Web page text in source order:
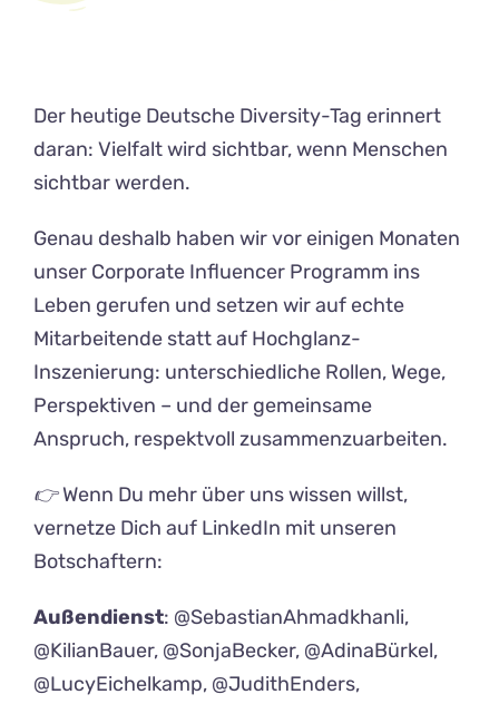
Der heutige Deutsche Diversity-Tag erinnert
daran: Vielfalt wird sichtbar, wenn Menschen
sichtbar werden.
Genau deshalb haben wir vor einigen Monaten
unser Corporate Influencer Programm ins
Leben gerufen und setzen wir auf echte
Mitarbeitende statt auf Hochglanz-
Inszenierung: unterschiedliche Rollen, Wege,
Perspektiven – und der gemeinsame
Anspruch, respektvoll zusammenzuarbeiten.
👉Wenn Du mehr über uns wissen willst,
vernetze Dich auf LinkedIn mit unseren
Botschaftern:
Außendienst: @SebastianAhmadkhanli,
@KilianBauer, @SonjaBecker, @AdinaBürkel,
@LucyEichelkamp, @JudithEnders,